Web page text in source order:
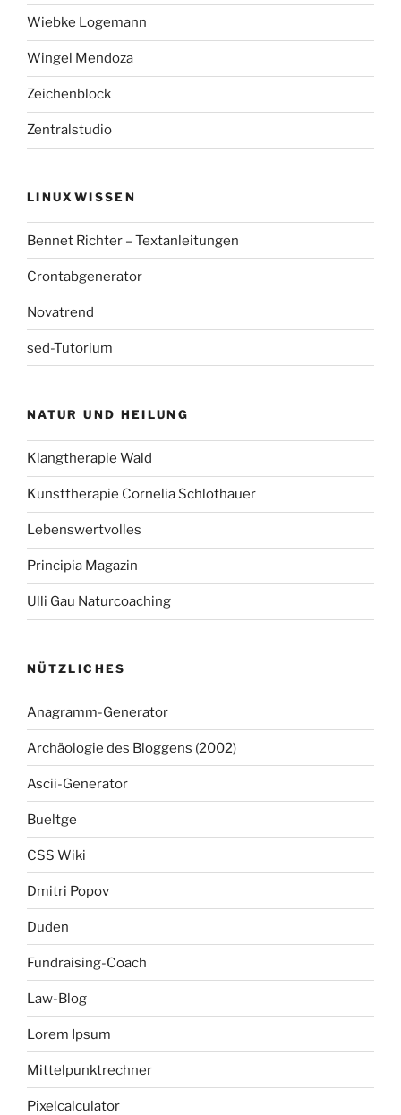
Wiebke Logemann
Wingel Mendoza
Zeichenblock
Zentralstudio
LINUXWISSEN
Bennet Richter – Textanleitungen
Crontabgenerator
Novatrend
sed-Tutorium
NATUR UND HEILUNG
Klangtherapie Wald
Kunsttherapie Cornelia Schlothauer
Lebenswertvolles
Principia Magazin
Ulli Gau Naturcoaching
NÜTZLICHES
Anagramm-Generator
Archäologie des Bloggens (2002)
Ascii-Generator
Bueltge
CSS Wiki
Dmitri Popov
Duden
Fundraising-Coach
Law-Blog
Lorem Ipsum
Mittelpunktrechner
Pixelcalculator